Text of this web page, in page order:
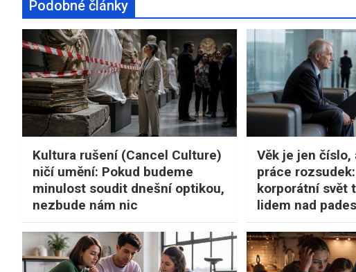
Podobné články
Kultura rušení (Cancel Culture)
ničí umění: Pokud budeme
minulost soudit dnešní optikou,
nezbude nám nic
Věk je jen číslo,
práce
korporátní svět
lidem nad